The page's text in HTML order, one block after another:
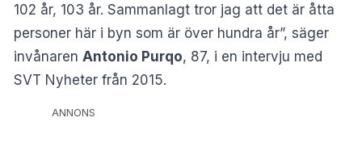
102 år, 103 år. Sammanlagt tror jag att det är åtta
personer här i byn som är över hundra år”, säger
invånaren Antonio Purqo, 87, i en intervju med
SVT Nyheter från 2015.
ANNONS